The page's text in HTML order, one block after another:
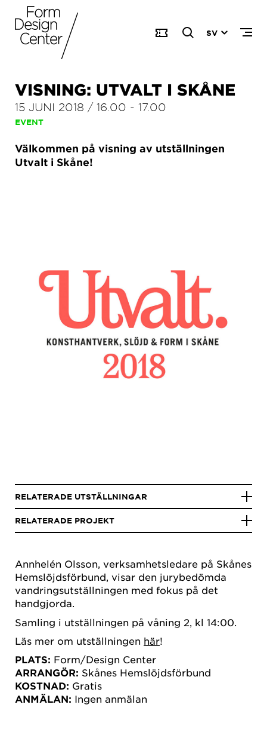
SV
VISNING: UTVALT I SKÅNE
15 JUNI 2018 / 16.00 - 17.00
EVENT
Välkommen på visning av utställningen
Utvalt i Skåne!
Annhelén Olsson, verksamhetsledare på Skånes
Hemslöjdsförbund, visar den jurybedömda
vandringsutställningen med fokus på det
handgjorda.
Samling i utställningen på våning 2, kl 14:00.
Läs mer om utställningen här!
PLATS: Form/Design Center
ARRANGÖR: Skånes Hemslöjdsförbund
KOSTNAD: Gratis
ANMÄLAN: Ingen anmälan
RELATERADE UTSTÄLLNINGAR
RELATERADE PROJEKT